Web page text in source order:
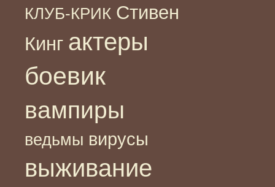
КЛУБ-КРИК Стивен
Кинг актеры
боевик
вампиры
ведьмы вирусы
выживание